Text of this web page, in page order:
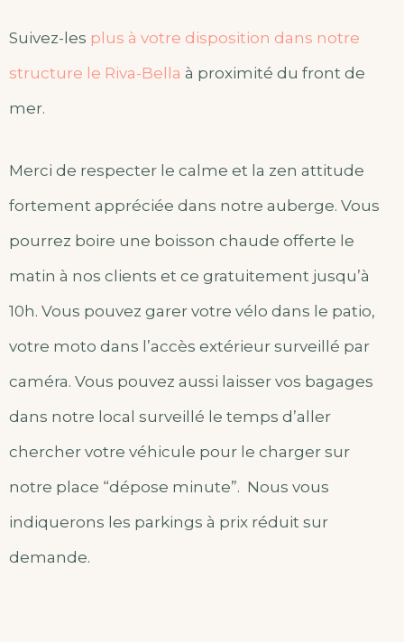
Suivez-les plus à votre disposition dans notre
structure le Riva-Bella à proximité du front de
mer.
Merci de respecter le calme et la zen attitude
fortement appréciée dans notre auberge. Vous
pourrez boire une boisson chaude offerte le
matin à nos clients et ce gratuitement jusqu’à
10h. Vous pouvez garer votre vélo dans le patio,
votre moto dans l’accès extérieur surveillé par
caméra. Vous pouvez aussi laisser vos bagages
dans notre local surveillé le temps d’aller
chercher votre véhicule pour le charger sur
notre place “dépose minute”. Nous vous
indiquerons les parkings à prix réduit sur
demande.